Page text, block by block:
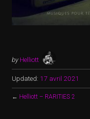
by Helliott
Updated: 17 avril 2021
← Helliott – RARITIES 2